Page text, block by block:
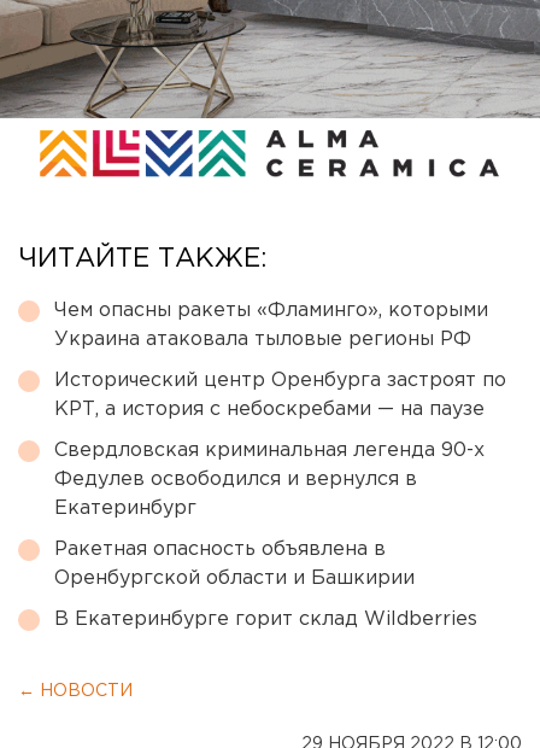
ЧИТАЙТЕ ТАКЖЕ:
Чем опасны ракеты «Фламинго», которыми
Украина атаковала тыловые регионы РФ
Исторический центр Оренбурга застроят по
КРТ, а история с небоскребами — на паузе
Свердловская криминальная легенда 90-х
Федулев освободился и вернулся в
Екатеринбург
Ракетная опасность объявлена в
Оренбургской области и Башкирии
В Екатеринбурге горит склад Wildberries
← НОВОСТИ
29 НОЯБРЯ 2022 В 12:00